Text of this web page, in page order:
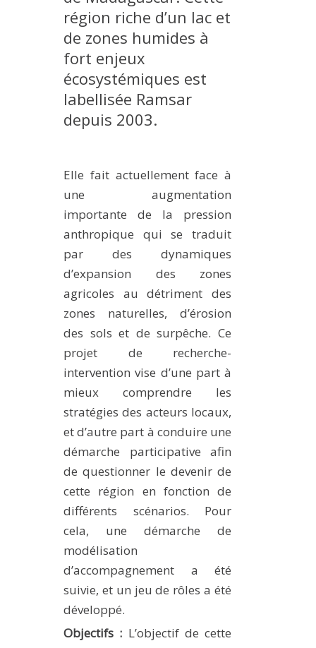
PRODUCTION
METHODS AND TOOLS
SOFTWARE
PUBLICATIONS SUR HAL
THEMATIC NOTES
FOR THE PUBLIC
région riche d’un lac et
de zones humides à
fort enjeux
écosystémiques est
labellisée Ramsar
depuis 2003.
Elle fait actuellement face à
une augmentation
importante de la pression
anthropique qui se traduit
par des dynamiques
d’expansion des zones
agricoles au détriment des
zones naturelles, d’érosion
des sols et de surpêche. Ce
projet de recherche-
intervention vise d’une part à
mieux comprendre les
stratégies des acteurs locaux,
et d’autre part à conduire une
démarche participative afin
de questionner le devenir de
cette région en fonction de
différents scénarios. Pour
cela, une démarche de
modélisation
d’accompagnement a été
suivie, et un jeu de rôles a été
développé.
Objectifs : L’objectif de cette